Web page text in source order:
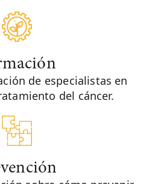
de especialistas en
del cáncer.